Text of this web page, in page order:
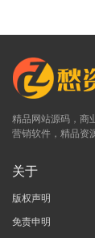
精品网站源码，商
营销软件，精品资
关于
版权声明
免责申明